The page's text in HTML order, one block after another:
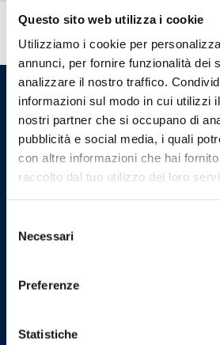
Questo sito web utilizza i cookie
Utilizziamo i cookie per
annunci, per fornire funzionalità dei
analizzare il nostro traffico.
informazioni sul modo in cui utilizzi
nostri partner che si occupano di
pubblicità e social media, i quali
con altre informazioni che hai
raccolto dal tuo utilizzo dei loro
delNecessari
Preferenze
Statistiche
Barberi Rubinetterie Industriali S.r.l.